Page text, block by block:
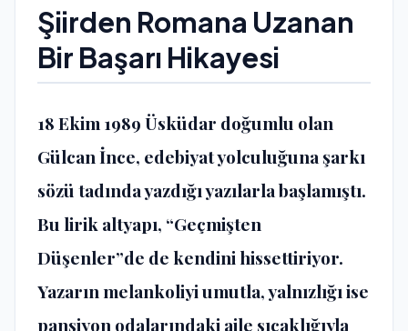
​Şiirden Romana Uzanan
Bir Başarı Hikayesi
​18 Ekim 1989 Üsküdar doğumlu olan
Gülcan İnce, edebiyat yolculuğuna şarkı
sözü tadında yazdığı yazılarla başlamıştı.
Bu lirik altyapı, “Geçmişten
Düşenler”de de kendini hissettiriyor.
Yazarın melankoliyi umutla, yalnızlığı ise
pansiyon odalarındaki aile sıcaklığıyla